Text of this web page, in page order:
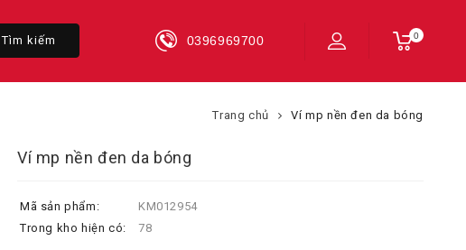
0
0396969700
Tìm kiếm
Trang chủ Ví mp nền đen da bóng
Ví mp nền đen da bóng
Mã sản phẩm:
KM012954
Trong kho hiện có:
78